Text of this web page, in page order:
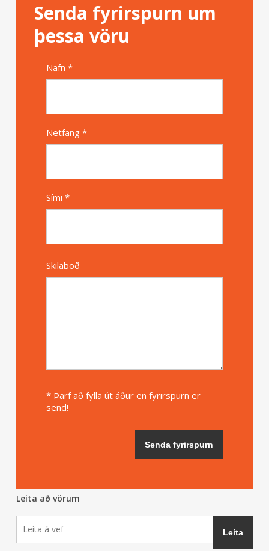
Senda fyrirspurn um
þessa vöru
Nafn *
Netfang *
Sími *
Skilaboð
* Þarf að fylla út áður en fyrirspurn er
send!
Leita að vörum